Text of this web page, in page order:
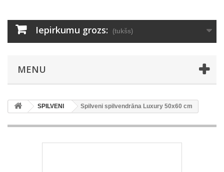
Iepirkumu grozs: (tukšs)
MENU
SPILVENI Spilveni spilvendrāna Luxury 50x60 cm